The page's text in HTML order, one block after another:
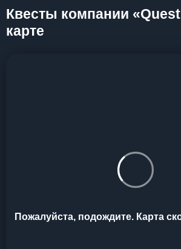
Квесты компании
карте
Пожалуйста, подождите. Карта